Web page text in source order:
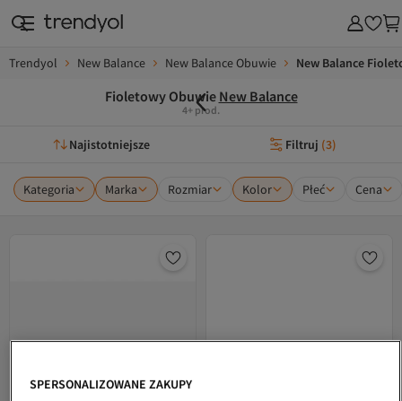
Trendyol New Balance New Balance Obuwie New Balance
Fioletowy Obuwie New Balance
4+ prod.
Najistotniejsze Filtruj (3)
Kategoria Marka Rozmiar Kolor Płeć Cena
SPERSONALIZOWANE ZAKUPY